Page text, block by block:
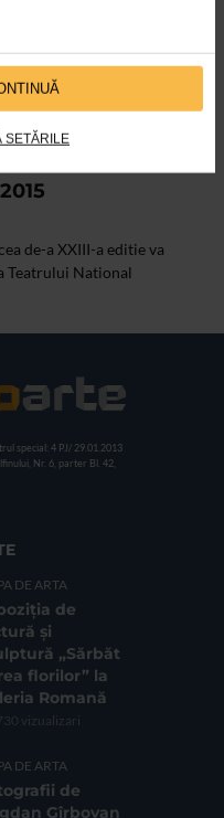
SETĂRILE
de-a XXIII-a editie va
Teatrului National
special: 4 PJ/ 29.01.2013
Nr. 6, parter Bl. 42,
DE ARTA
de
și
„Sărbăt
florilor” la
Romană
vizualizari
DE ARTA
de
Gîrbovan